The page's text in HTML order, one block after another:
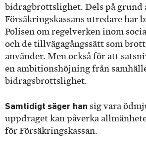
bidragbrottslighet. Dels på grund
Försäkringskassans utredare har
Polisen om regelverken inom
och de tillvägagångssätt som
använder. Men också för att
en ambitionshöjning från
bidragsbrottslighet.
Samtidigt säger han sig vara
uppdraget kan påverka
för Försäkringskassan.